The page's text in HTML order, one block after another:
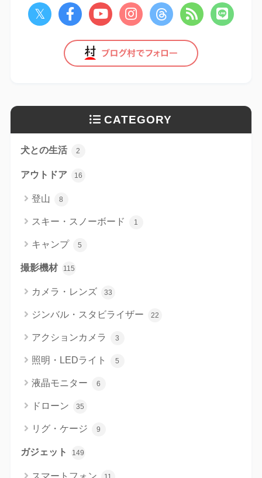
CATEGORY
犬との生活 2
アウトドア 16
登山 8
スキー・スノーボード 1
キャンプ 5
撮影機材 115
カメラ・レンズ 33
ジンバル・スタビライザー 22
アクションカメラ 3
照明・LEDライト 5
液晶モニター 6
ドローン 35
リグ・ケージ 9
ガジェット 149